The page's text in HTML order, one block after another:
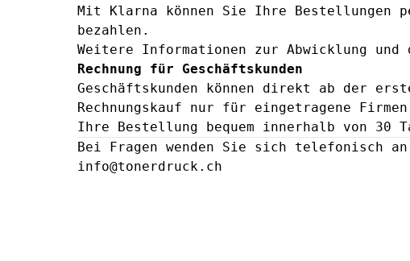
Mit Klarna können Sie Ihre Bestellungen
bezahlen.
Weitere Informationen zur Abwicklung
Rechnung für Geschäftskunden
Geschäftskunden können direkt ab der
Rechnungskauf nur für eingetragene
Ihre Bestellung bequem innerhalb von 30
Bei Fragen wenden Sie sich telefonisch
info@tonerdruck.ch